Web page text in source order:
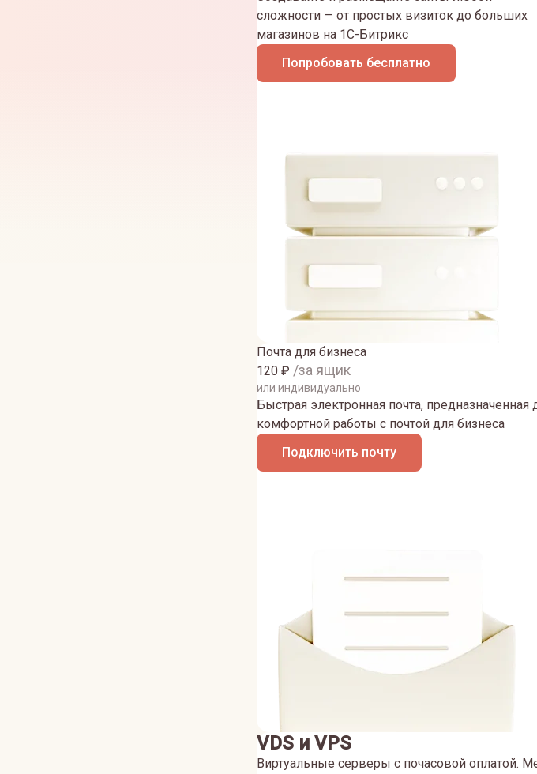
сложности — от простых визиток до больших
магазинов на 1С-Битрикс
Попробовать бесплатно
Почта для бизнеса
120 ₽ /за ящик
или индивидуально
Быстрая электронная почта, предназначенная
комфортной работы с почтой для бизнеса
Подключить почту
VDS и VPS
Виртуальные серверы с почасовой оплатой.